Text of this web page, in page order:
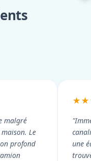
malgré
Le
profond
une